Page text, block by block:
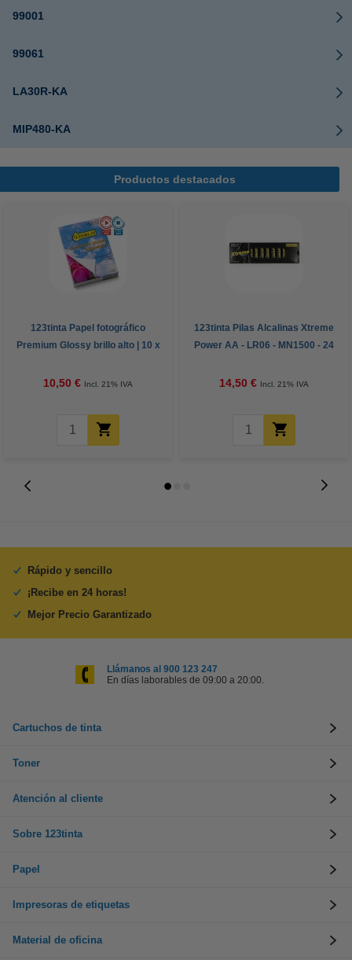
99001
99061
LA30R-KA
MIP480-KA
Productos destacados
123tinta Papel fotográfico
Premium Glossy brillo alto | 10 x
10,50 € Incl. 21% IVA
123tinta Pilas Alcalinas Xtreme
Power AA - LR06 - MN1500 - 24
14,50 € Incl. 21% IVA
Rápido y sencillo
¡Recibe en 24 horas!
Mejor Precio Garantizado
Llámanos al 900 123 247
En días laborables de 09:00 a 20:00.
Cartuchos de tinta
Toner
Atención al cliente
Sobre 123tinta
Papel
Impresoras de etiquetas
Material de oficina